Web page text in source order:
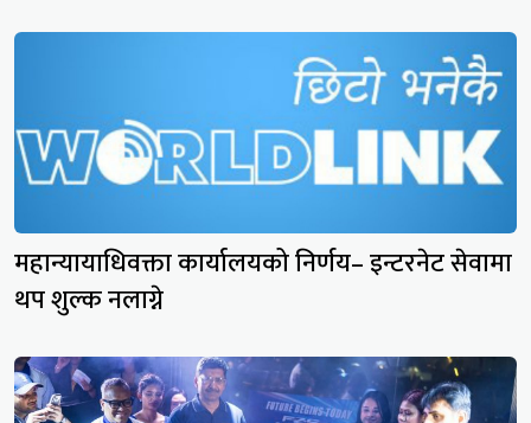
महान्यायाधिवक्ता कार्यालयको निर्णय– इन्टरनेट सेवामा
थप शुल्क नलाग्ने